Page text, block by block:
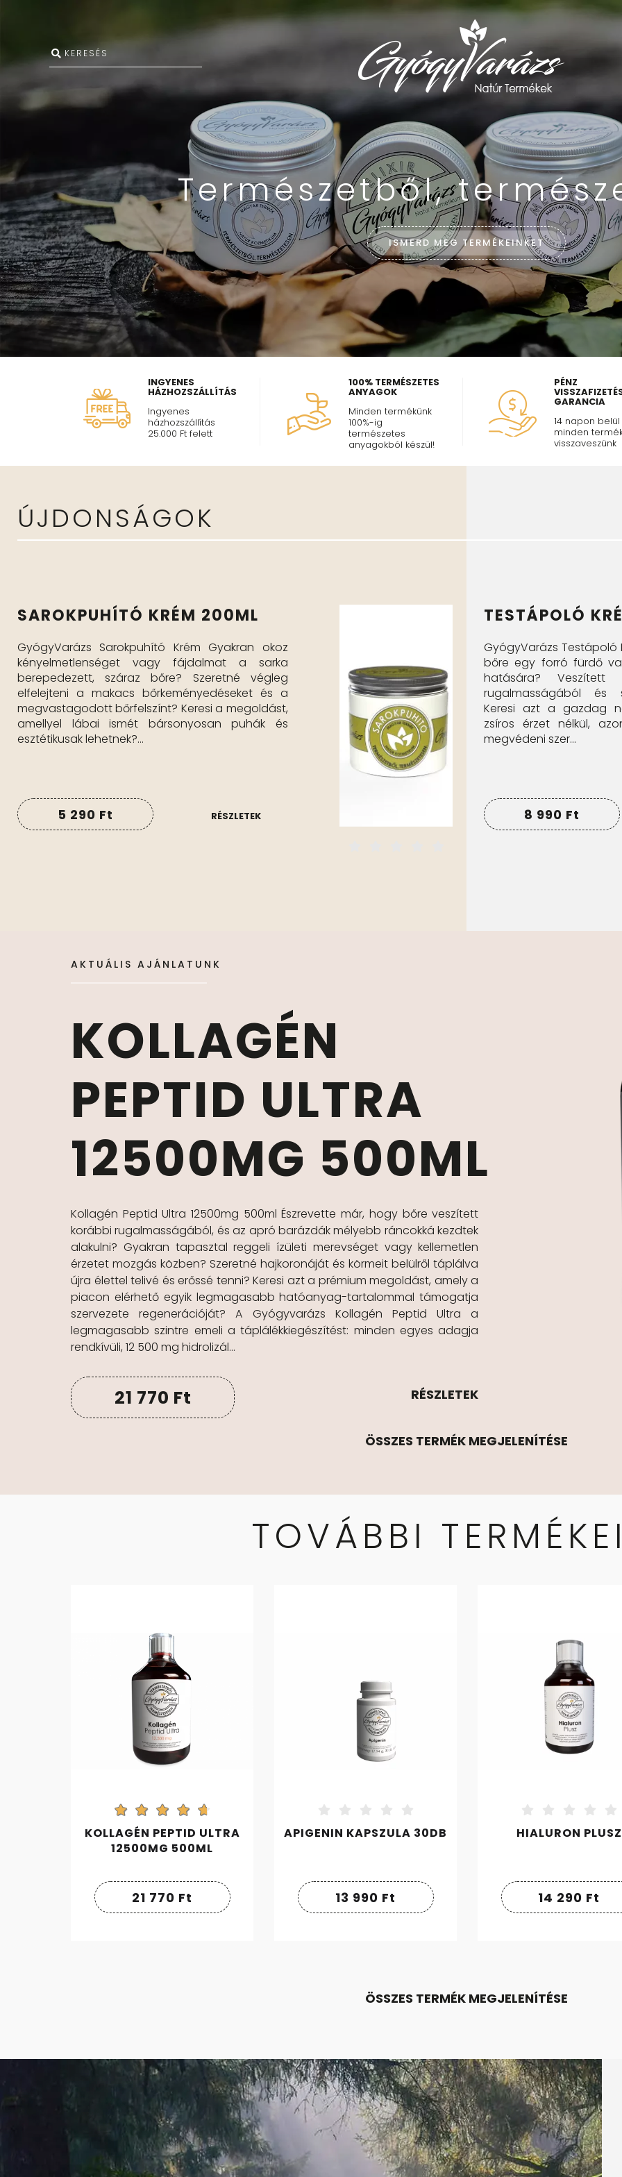
Természetből,
ISMERD MEG TERMÉKEINKET
INGYENES
HÁZHOZSZÁLLÍTÁS
Ingyenes
házhozszállítás
25.000 Ft felett
100% TERMÉSZETES
ANYAGOK
Minden termékünk
100%-ig
természetes
anyagokból készül!
PÉNZ
GARANCIA
14 napon belül
minden
visszaveszünk
ÚJDONSÁGOK
SAROKPUHÍTÓ KRÉM 200ML
GyógyVarázs Sarokpuhító Krém Gyakran okoz
kényelmetlenséget vagy fájdalmat a sarka
berepedezett, száraz bőre? Szeretné végleg
elfelejteni a makacs bőrkeményedéseket és a
megvastagodott bőrfelszínt? Keresi a megoldást,
amellyel lábai ismét bársonyosan puhák és
esztétikusak lehetnek?...
5 290 Ft RÉSZLETEK
TESTÁPOLÓ
GyógyVarázs Testápoló
bőre egy forró fürdő
hatására?
rugalmasságából és
Keresi azt a gazdag
zsíros érzet nélkül,
megvédeni szer...
8 990 Ft
AKTUÁLIS AJÁNLATUNK
KOLLAGÉN
PEPTID ULTRA
12500MG 500ML
Kollagén Peptid Ultra 12500mg 500ml Észrevette már, hogy bőre veszített
korábbi rugalmasságából, és az apró barázdák mélyebb ráncokká kezdtek
alakulni? Gyakran tapasztal reggeli ízületi merevséget vagy kellemetlen
érzetet mozgás közben? Szeretné hajkoronáját és körmeit belülről táplálva
újra élettel telivé és erőssé tenni? Keresi azt a prémium megoldást, amely a
piacon elérhető egyik legmagasabb hatóanyag-tartalommal támogatja
szervezete regenerációját? A Gyógyvarázs Kollagén Peptid Ultra a
legmagasabb szintre emeli a táplálékkiegészítést: minden egyes adagja
rendkívüli, 12 500 mg hidrolizál...
21 770 Ft RÉSZLETEK
ÖSSZES TERMÉK MEGJELENÍTÉSE
TOVÁBBI
KOLLAGÉN PEPTID ULTRA
12500MG 500ML
21 770 Ft
APIGENIN KAPSZULA 30DB
13 990 Ft
HIALURON PLUSZ
14 290 Ft
ÖSSZES TERMÉK MEGJELENÍTÉSE